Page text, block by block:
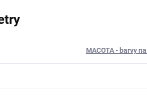
MACOTA - barvy